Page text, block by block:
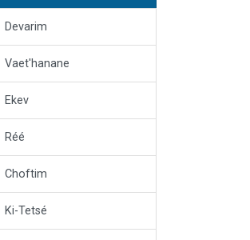
Devarim
Vaet'hanane
Ekev
Réé
Choftim
Ki-Tetsé